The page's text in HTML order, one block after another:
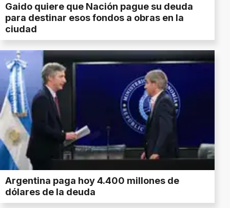
Gaido quiere que Nación pague su deuda
para destinar esos fondos a obras en la
ciudad
Argentina paga hoy 4.400 millones de
dólares de la deuda